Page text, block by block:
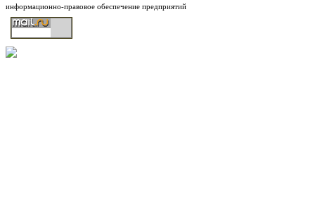
информационно-правовое обеспечение предприятий